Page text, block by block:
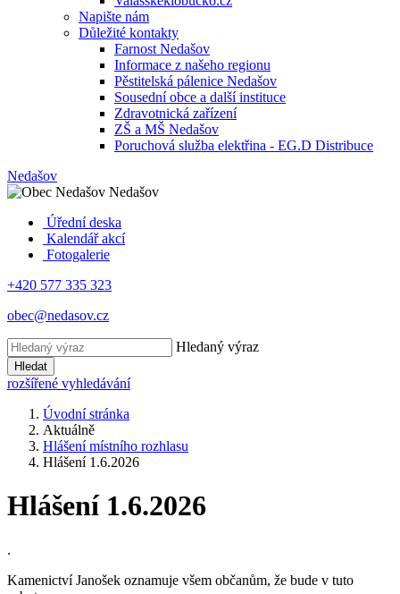
Napište nám
Důležité kontakty
Farnost Nedašov
Informace z našeho regionu
Pěstitelská pálenice Nedašov
Sousední obce a další instituce
Zdravotnická zařízení
ZŠ a MŠ Nedašov
Poruchová služba elektřina - EG.D Distribuce
Nedašov
Nedašov
Úřední deska
Kalendář akcí
Fotogalerie
+420 577 335 323
obec@nedasov.cz
Hledaný výraz
Hledat
rozšířené vyhledávání
Úvodní stránka
Aktuálně
Hlášení místního rozhlasu
Hlášení 1.6.2026
Hlášení 1.6.2026
.
Kamenictví Janošek oznamuje všem občanům, že bude v tuto